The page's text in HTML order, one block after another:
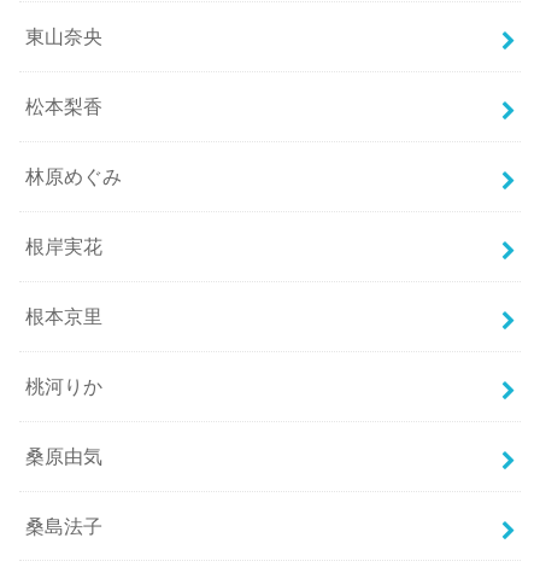
東山奈央
松本梨香
林原めぐみ
根岸実花
根本京里
桃河りか
桑原由気
桑島法子